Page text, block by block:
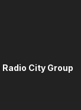
Radio City Group